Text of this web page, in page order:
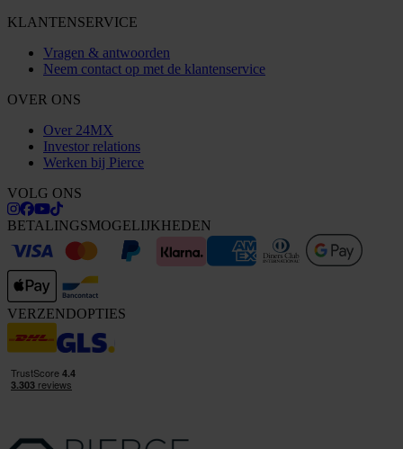
KLANTENSERVICE
Vragen & antwoorden
Neem contact op met de klantenservice
OVER ONS
Over 24MX
Investor relations
Werken bij Pierce
VOLG ONS
BETALINGSMOGELIJKHEDEN
VERZENDOPTIES